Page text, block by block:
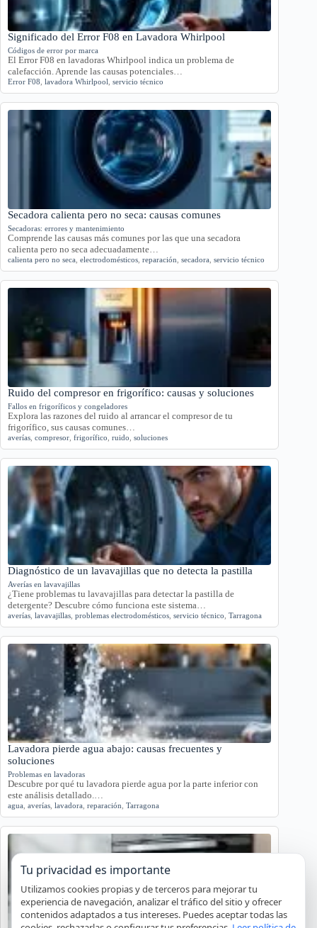
Significado del Error F08 en Lavadora Whirlpool
Códigos de error por marca
El Error F08 en lavadoras Whirlpool indica un problema de
calefacción. Aprende las causas potenciales…
Error F08 lavadora Whirlpool servicio técnico
Secadora calienta pero no seca: causas comunes
Secadoras: errores y mantenimiento
Comprende las causas más comunes por las que una secadora
calienta pero no seca adecuadamente…
calienta pero no seca electrodomésticos reparación secadora servicio técnico
Ruido del compresor en frigorífico: causas y soluciones
Fallos en frigoríficos y congeladores
Explora las razones del ruido al arrancar el compresor de tu
frigorífico, sus causas comunes…
averías compresor frigorífico ruido soluciones
Diagnóstico de un lavavajillas que no detecta la pastilla
Averías en lavavajillas
¿Tiene problemas tu lavavajillas para detectar la pastilla de
detergente? Descubre cómo funciona este sistema…
averías lavavajillas problemas electrodomésticos servicio técnico Tarragona
Lavadora pierde agua abajo: causas frecuentes y
soluciones
Problemas en lavadoras
Descubre por qué tu lavadora pierde agua por la parte inferior con
este análisis detallado.…
agua averías lavadora reparación Tarragona
Tu privacidad es importante
Utilizamos cookies propias y de terceros para mejorar tu
experiencia de navegación, analizar el tráfico del sitio y ofrecer
contenidos adaptados a tus intereses. Puedes aceptar todas las